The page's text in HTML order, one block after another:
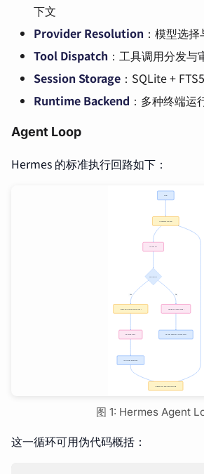
下文
Provider Resolution ：模型选
Tool Dispatch ：工具调用分发与
Session Storage ：SQLite +
Runtime Backend ：多种终端运
Agent Loop
Hermes 的标准执行回路如下：
图 1: Hermes Agent
这一循环可用伪代码概括：